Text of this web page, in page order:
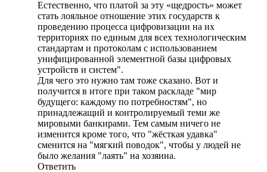
Естественно, что платой за эту «щедрость» может
стать лояльное отношение этих государств к
проведению процесса цифровизации на их
территориях по единым для всех технологическим
стандартам и протоколам с использованием
унифицированной элементной базы цифровых
устройств и систем".
Для чего это нужно там тоже сказано. Вот и
получится в итоге при таком раскладе "мир
будущего: каждому по потребностям", но
принадлежащий и контролируемый теми же
мировыми банкирами. Тем самым ничего не
изменится кроме того, что "жёсткая удавка"
сменится на "мягкий поводок", чтобы у людей не
было желания "лаять" на хозяина.
Ответить